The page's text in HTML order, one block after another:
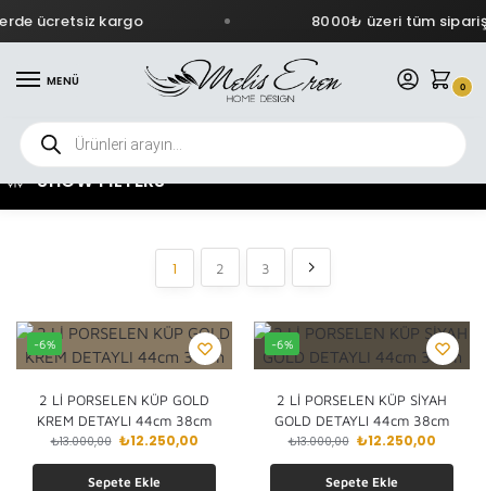
ücretsiz kargo 8000₺ üzeri tüm
MENÜ 0
SHOW FILTERS
1 2 3
-6%
2 Lİ PORSELEN KÜP GOLD
KREM DETAYLI 44cm 38cm
₺13.000,00 ₺12.250,00
Sepete Ekle
-6%
2 Lİ PORSELEN KÜP SİYAH
GOLD DETAYLI 44cm 38cm
₺13.000,00 ₺12.250,00
Sepete Ekle